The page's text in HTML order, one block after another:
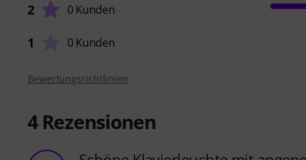
2 0 Kunden
1 0 Kunden
Bewertungsrichtlinien
4Rezensionen